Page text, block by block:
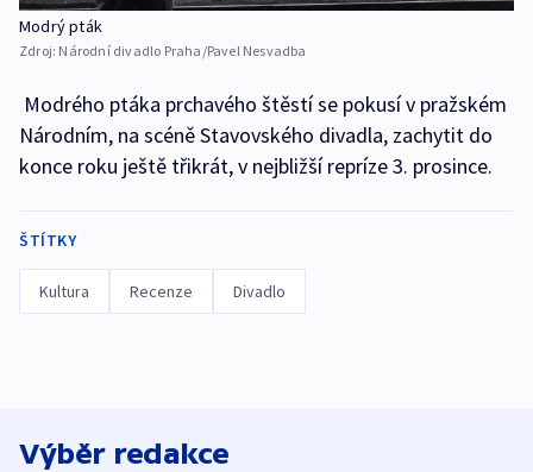
Modrý pták
Zdroj: Národní divadlo Praha/Pavel Nesvadba
Modrého ptáka prchavého štěstí se pokusí v pražském
Národním, na scéně Stavovského divadla, zachytit do
konce roku ještě třikrát, v nejbližší repríze 3. prosince.
ŠTÍTKY
Kultura Recenze Divadlo
Výběr redakce